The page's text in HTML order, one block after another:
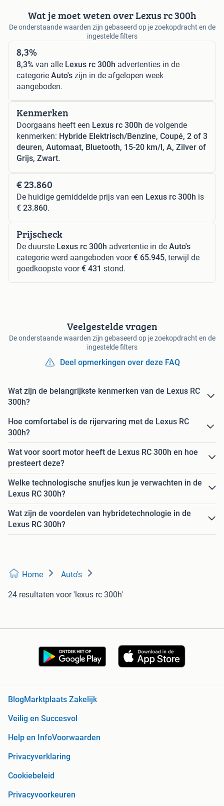
Wat je moet weten over Lexus rc 300h
De onderstaande waarden zijn gebaseerd op je zoekopdracht en de
ingestelde filters
8,3%
8,3% van alle Lexus rc 300h advertenties in de
categorie Auto's zijn in de afgelopen week
aangeboden.
Kenmerken
Doorgaans heeft een Lexus rc 300h de volgende
kenmerken: Hybride Elektrisch/Benzine, Coupé, 2 of 3
deuren, Automaat, Bluetooth, 15-20 km/l, A, Zilver of
Grijs, Zwart.
€ 23.860
De huidige gemiddelde prijs van een Lexus rc 300h is
€ 23.860.
Prijscheck
De duurste Lexus rc 300h advertentie in de Auto's
categorie werd aangeboden voor€ 65.945, terwijl de
goedkoopste voor€ 431 stond.
Veelgestelde vragen
De onderstaande waarden zijn gebaseerd op je zoekopdracht en de
ingestelde filters
Deel opmerkingen over deze FAQ
Wat zijn de belangrijkste kenmerken van de Lexus RC
300h?
Hoe comfortabel is de rijervaring met de Lexus RC
300h?
Wat voor soort motor heeft de Lexus RC 300h en hoe
presteert deze?
Welke technologische snufjes kun je verwachten in de
Lexus RC 300h?
Wat zijn de voordelen van hybridetechnologie in de
Lexus RC 300h?
Home Auto's
24 resultaten voor 'lexus rc 300h'
BlogMarktplaats Zakelijk
Veilig en Succesvol
Help en InfoVoorwaarden
Privacyverklaring
Cookiebeleid
Privacyvoorkeuren